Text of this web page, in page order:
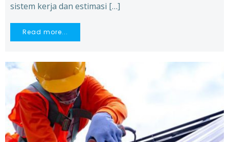
sistem kerja dan estimasi […]
Read more...